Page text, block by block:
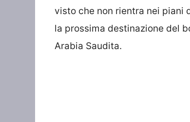
visto che non rientra nei piani
la prossima destinazione del
Arabia Saudita.